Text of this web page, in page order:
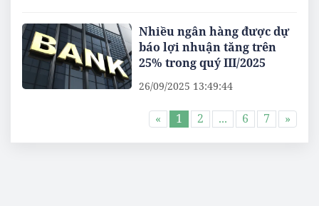
Nhiều ngân hàng được dự
báo lợi nhuận tăng trên
25% trong quý III/2025
26/09/2025 13:49:44
« 1 2 ... 6 7 »